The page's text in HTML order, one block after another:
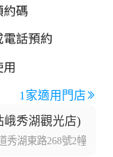
1家適用門店
峨秀湖觀光店)
秀湖東路268號2幢1單元